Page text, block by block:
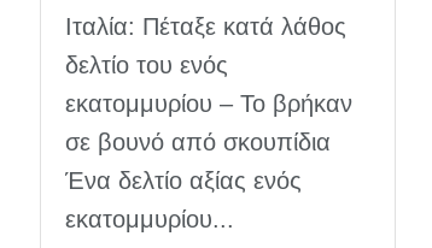
Ιταλία: Πέταξε κατά λάθος
δελτίο του ενός
εκατομμυρίου – Το βρήκαν
σε βουνό από σκουπίδια
Ένα δελτίο αξίας ενός
εκατομμυρίου...